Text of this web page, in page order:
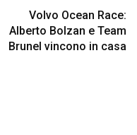
Volvo Ocean Race:
Alberto Bolzan e Team
Brunel vincono in casa